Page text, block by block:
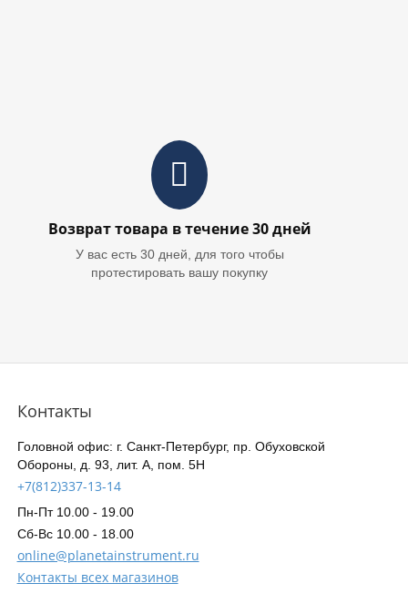
Возврат товара в течение 30 дней
У вас есть 30 дней, для того чтобы
протестировать вашу покупку
Контакты
Головной офис: г. Санкт-Петербург, пр. Обуховской
Обороны, д. 93, лит. А, пом. 5Н
+7(812)337-13-14
Пн-Пт 10.00 - 19.00
Сб-Вс 10.00 - 18.00
online@planetainstrument.ru
Контакты всех магазинов